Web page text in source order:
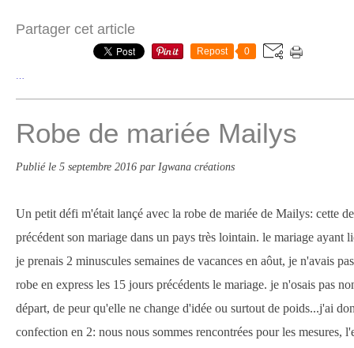
Partager cet article
Repost 0
Robe de mariée Mailys
Publié le 5 septembre 2016 par Igwana créations
Un petit défi m'était lançé avec la robe de mariée de Mailys: cette
précédent son mariage dans un pays très lointain. le mariage ayant
je prenais 2 minuscules semaines de vacances en aôut, je n'avais
robe en express les 15 jours précédents le mariage. je n'osais pas
départ, de peur qu'elle ne change d'idée ou surtout de poids...j'ai
confection en 2: nous nous sommes rencontrées pour les mesures,